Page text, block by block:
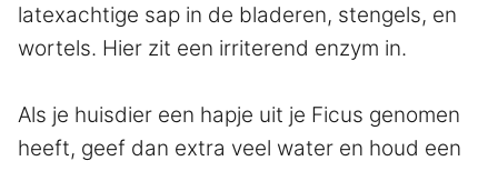
latexachtige sap in de bladeren, stengels, en
wortels. Hier zit een irriterend enzym in.
Als je huisdier een hapje uit je Ficus genomen
heeft, geef dan extra veel water en houd een